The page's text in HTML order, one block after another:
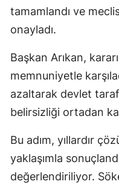
tamamlandı ve
onayladı.
Başkan Arıkan,
memnuniyetle
azaltarak devlet
belirsizliği ortadan
Bu adım, yıllardır
yaklaşımla
değerlendiriliyor.